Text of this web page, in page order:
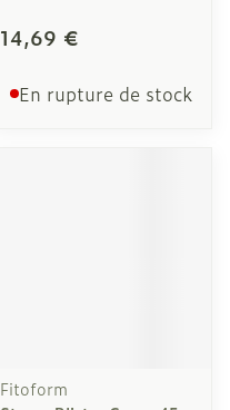
14,69 €
En rupture de stock
Fitoform